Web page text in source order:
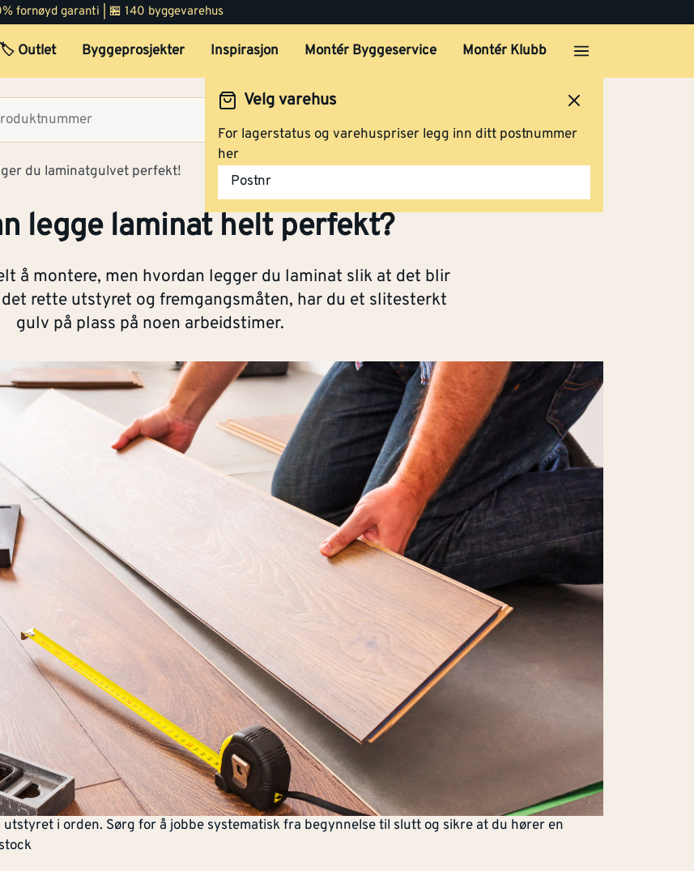
fornøyd garanti | 🏪 140 byggevarehus
🏷️ Outlet Byggeprosjekter Inspirasjon Montér Byggeservice Montér Klubb
Velg varehus
For lagerstatus og varehuspriser legg inn ditt postnummer
her
Postnr
du laminatgulvet perfekt!
legge laminat helt perfekt?
å montere, men hvordan legger du laminat slik at det blir
rette utstyret og fremgangsmåten, har du et slitesterkt
gulv på plass på noen arbeidstimer.
i orden. Sørg for å jobbe systematisk fra begynnelse til slutt og sikre at du hører en